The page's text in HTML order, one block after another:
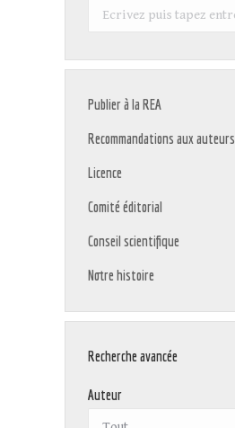
Recherche
Publier à la REA
Recommandations aux auteurs
Licence
Comité éditorial
Conseil scientifique
Notre histoire
Recherche avancée
Auteur